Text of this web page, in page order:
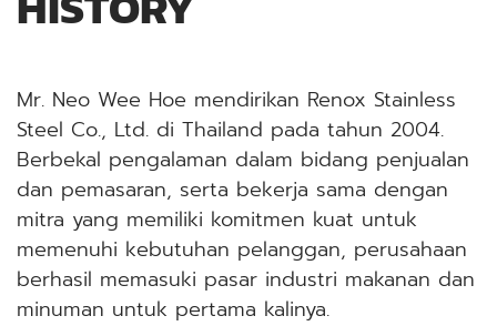
Mr. Neo Wee Hoe mendirikan Renox Stainless
Steel Co., Ltd. di Thailand pada tahun 2004.
Berbekal pengalaman dalam bidang penjualan
dan pemasaran, serta bekerja sama dengan
mitra yang memiliki komitmen kuat untuk
memenuhi kebutuhan pelanggan, perusahaan
berhasil memasuki pasar industri makanan dan
minuman untuk pertama kalinya.